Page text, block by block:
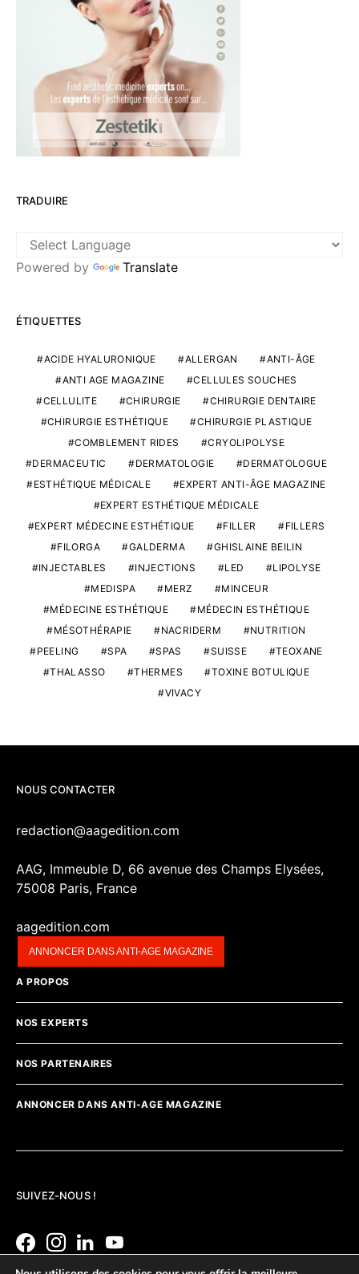
TRADUIRE
Powered by Translate
ÉTIQUETTES
ACIDE HYALURONIQUE ALLERGAN
ANTI-ÂGE
ANTI AGE MAGAZINE
CELLULES SOUCHES
CELLULITE
CHIRURGIE
CHIRURGIE DENTAIRE
CHIRURGIE ESTHÉTIQUE
CHIRURGIE PLASTIQUE
COMBLEMENT RIDES
CRYOLIPOLYSE
DERMACEUTIC
DERMATOLOGIE
DERMATOLOGUE
ESTHÉTIQUE MÉDICALE
EXPERT ANTI-ÂGE MAGAZINE
EXPERT ESTHÉTIQUE MÉDICALE
EXPERT MÉDECINE ESTHÉTIQUE
FILLER
FILLERS
FILORGA
GALDERMA
GHISLAINE BEILIN
INJECTABLES
INJECTIONS LED
LIPOLYSE
MEDISPA
MERZ
MINCEUR
MÉDECINE ESTHÉTIQUE
MÉDECIN ESTHÉTIQUE
MÉSOTHÉRAPIE
NACRIDERM
NUTRITION
PEELING
SPA SPAS SUISSE
TEOXANE
THALASSO
THERMES
TOXINE BOTULIQUE
VIVACY
NOUS CONTACTER
redaction@aagedition.com
AAG, Immeuble D, 66 avenue des Champs Elysées,
75008 Paris, France
aagedition.com
ANNONCER DANS ANTI-AGE MAGAZINE
A PROPOS
NOS EXPERTS
NOS PARTENAIRES
ANNONCER DANS ANTI-AGE MAGAZINE
SUIVEZ-NOUS !